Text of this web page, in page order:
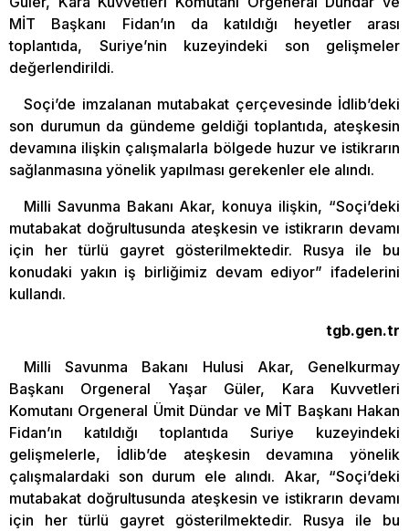
MİT Başkanı Fidan’ın da katıldığı heyetler arası
toplantıda, Suriye’nin kuzeyindeki son gelişmeler
değerlendirildi.
Soçi’de imzalanan mutabakat çerçevesinde İdlib’deki
son durumun da gündeme geldiği toplantıda, ateşkesin
devamına ilişkin çalışmalarla bölgede huzur ve istikrarın
sağlanmasına yönelik yapılması gerekenler ele alındı.
Milli Savunma Bakanı Akar, konuya ilişkin, “Soçi’deki
mutabakat doğrultusunda ateşkesin ve istikrarın devamı
için her türlü gayret gösterilmektedir. Rusya ile bu
konudaki yakın iş birliğimiz devam ediyor” ifadelerini
kullandı.
tgb.gen.tr
Milli Savunma Bakanı Hulusi Akar, Genelkurmay
Başkanı Orgeneral Yaşar Güler, Kara Kuvvetleri
Komutanı Orgeneral Ümit Dündar ve MİT Başkanı Hakan
Fidan’ın katıldığı toplantıda Suriye kuzeyindeki
gelişmelerle, İdlib’de ateşkesin devamına yönelik
çalışmalardaki son durum ele alındı. Akar, “Soçi’deki
mutabakat doğrultusunda ateşkesin ve istikrarın devamı
için her türlü gayret gösterilmektedir. Rusya ile bu